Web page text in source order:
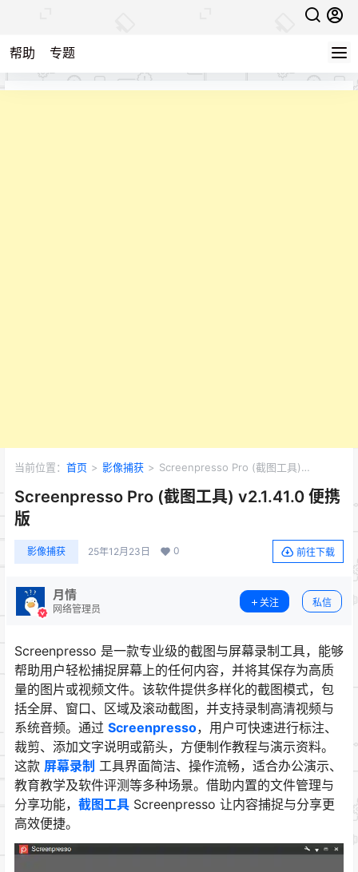
帮助 专题
当前位置： 首页 > 影像捕获 > Screenpresso Pro (截图工具)
Screenpresso Pro (截图工具) v2.1.41.0 便携
版
影像捕获 25年12月23日 0 前往下载
月情
网络管理员
关注 私信
Screenpresso 是一款专业级的截图与屏幕录制工具，能够
帮助用户轻松捕捉屏幕上的任何内容，并将其保存为高质
量的图片或视频文件。该软件提供多样化的截图模式，包
括全屏、窗口、区域及滚动截图，并支持录制高清视频与
系统音频。通过 Screenpresso，用户可快速进行标注、
裁剪、添加文字说明或箭头，方便制作教程与演示资料。
这款 屏幕录制 工具界面简洁、操作流畅，适合办公演示、
教育教学及软件评测等多种场景。借助内置的文件管理与
分享功能， 截图工具 Screenpresso 让内容捕捉与分享更
高效便捷。